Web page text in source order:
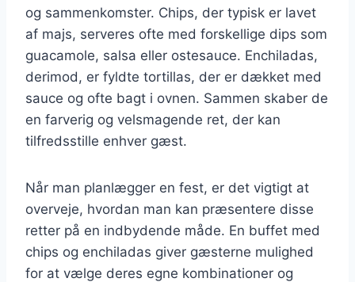
og sammenkomster. Chips, der typisk er lavet
af majs, serveres ofte med forskellige dips som
guacamole, salsa eller ostesauce. Enchiladas,
derimod, er fyldte tortillas, der er dækket med
sauce og ofte bagt i ovnen. Sammen skaber de
en farverig og velsmagende ret, der kan
tilfredsstille enhver gæst.
Når man planlægger en fest, er det vigtigt at
overveje, hvordan man kan præsentere disse
retter på en indbydende måde. En buffet med
chips og enchiladas giver gæsterne mulighed
for at vælge deres egne kombinationer og